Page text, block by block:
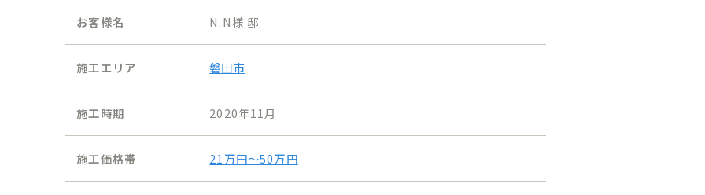
お客様名 N.N様 邸
施工エリア 磐田市
施工時期 2020年11月
施工価格帯 21万円〜50万円